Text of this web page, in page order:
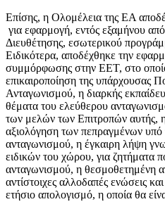
Επίσης, η Ολομέλεια της ΕΑ
για εφαρμογή, εντός εξαμήνου
Διευθέτησης, εσωτερικού
Ειδικότερα, αποδέχθηκε την
συμμόρφωσης στην ΕΕΤ, στο
επικαιροποίηση της υπάρχουσας
Ανταγωνισμού, η διαρκής
θέματα του ελεύθερου
των μελών των Επιτροπών αυτής,
αξιολόγηση των πεπραγμένων υπό
ανταγωνισμού, η έγκαιρη λήψη
ειδικών του χώρου, για ζητήματα
ανταγωνισμού, η θεσμοθετημένη
αντίστοιχες αλλοδαπές ενώσεις
ετήσιο απολογισμό, η οποία θα